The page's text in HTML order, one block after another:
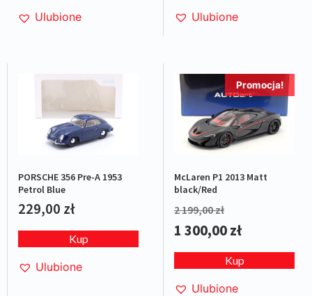
Ulubione Ulubione
PORSCHE 356 Pre-A 1953
Petrol Blue
229,00 zł
Kup
Ulubione
Promocja!
McLaren P1 2013 Matt
black/Red
2 199,00zł
1 300,00zł
Kup
Ulubione